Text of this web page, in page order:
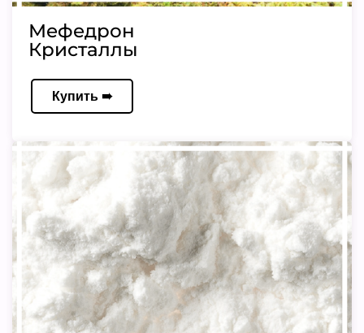
Мефедрон
Кристаллы
Купить ➠